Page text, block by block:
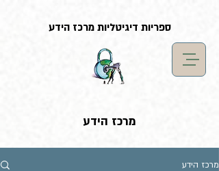
ספריות דיגיטליות מרכז הידע
מרכז הידע
מרכז הידע